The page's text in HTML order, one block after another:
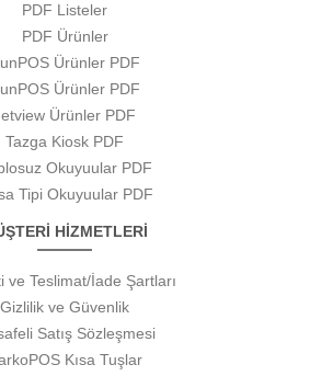
PDF Listeler
PDF Ürünler
Ürünler PDF
Ürünler PDF
Ürünler PDF
Tazga Kiosk PDF
Okuyuular PDF
Tipi Okuyuular PDF
HİZMETLERİ
ve Teslimat/İade Şartları
Gizlilik ve Güvenlik
Satış Sözleşmesi
Kısa Tuşlar